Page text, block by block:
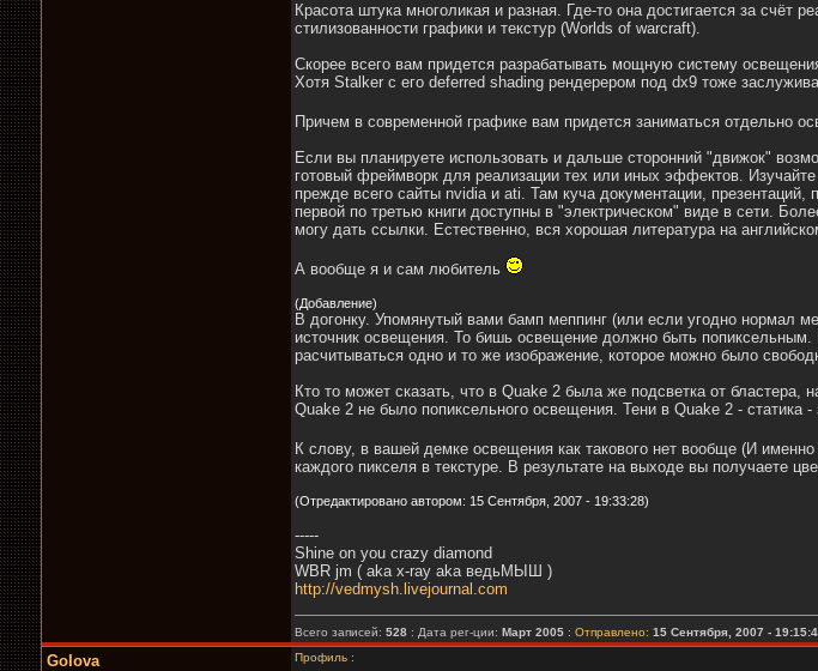
Красота штука многоликая и разная. Где-то она достигается за
стилизованности графики и текстур (Worlds of warcraft).
Скорее всего вам придется разрабатывать мощную систему
Хотя Stalker с его deferred shading рендерером под dx9 тоже
Причем в современной графике вам придется заниматься отдельно
Если вы планируете использовать и дальше сторонний "движок"
готовый фреймворк для реализации тех или иных эффектов.
прежде всего сайты nvidia и ati. Там куча документации,
первой по третью книги доступны в "электрическом" виде в сети.
могу дать ссылки. Естественно, вся хорошая литература на
А вообще я и сам любитель
(Добавление)
В догонку. Упомянутый вами бамп меппинг (или если угодно нормал
источник освещения. То бишь освещение должно быть
расчитываться одно и то же изображение, которое можно было
Кто то может сказать, что в Quake 2 была же подсветка от
Quake 2 не было попиксельного освещения. Тени в Quake 2 - статика
К слову, в вашей демке освещения как такового нет вообще (И
каждого пикселя в текстуре. В результате на выходе вы получаете
(Отредактировано автором: 15 Сентября, 2007 - 19:33:28)
-----
Shine on you crazy diamond
WBR jm ( aka x-ray aka ведьМЫШ )
http://vedmysh.livejournal.com
Всего записей: 528 : Дата рег-ции: Март 2005 : Отправлено: 15 Сентября, 2007 -
Golova Профиль :